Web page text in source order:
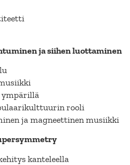
ja siihen luottaminen
ympärillä
rooli
ja magneettinen musiikki
kanteleella